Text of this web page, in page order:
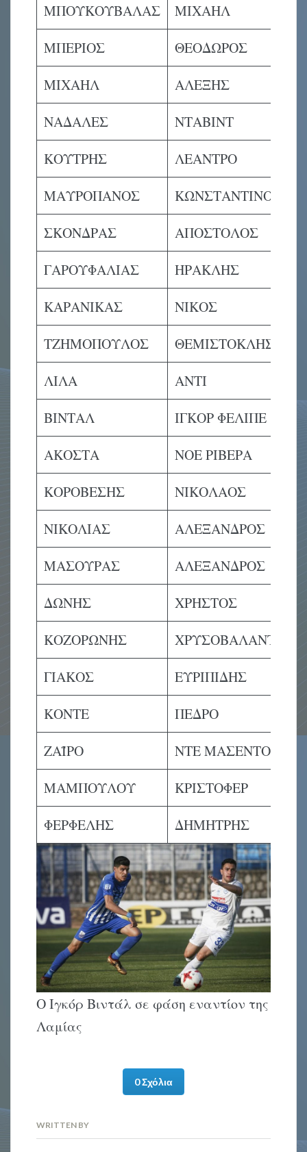
ΜΠΟΥΚΟΥΒΑΛΑΣ
ΜΙΧΑΗΛ
ΜΠΕΡΙΟΣ
ΘΕΟΔΩΡΟΣ
ΜΙΧΑΗΛ
ΑΛΕΞΗΣ
ΝΑΔΑΛΕΣ
ΝΤΑΒΙΝΤ
ΚΟΥΤΡΗΣ
ΛΕΑΝΤΡΟ
ΜΑΥΡΟΠΑΝΟΣ
ΚΩΝΣΤΑΝΤΙΝΟΣ
ΣΚΟΝΔΡΑΣ
ΑΠΟΣΤΟΛΟΣ
ΓΑΡΟΥΦΑΛΙΑΣ
ΗΡΑΚΛΗΣ
ΚΑΡΑΝΙΚΑΣ
ΝΙΚΟΣ
ΤΖΗΜΟΠΟΥΛΟΣ
ΘΕΜΙΣΤΟΚΛΗΣ
ΛΙΛΑ
ΑΝΤΙ
ΒΙΝΤΑΛ
ΙΓΚΟΡ ΦΕΛΙΠΕ
ΑΚΟΣΤΑ
ΝΟΕ ΡΙΒΕΡΑ
ΚΟΡΟΒΕΣΗΣ
ΝΙΚΟΛΑΟΣ
ΝΙΚΟΛΙΑΣ
ΑΛΕΞΑΝΔΡΟΣ
ΜΑΣΟΥΡΑΣ
ΑΛΕΞΑΝΔΡΟΣ
ΔΩΝΗΣ
ΧΡΗΣΤΟΣ
ΚΟΖΟΡΩΝΗΣ
ΧΡΥΣΟΒΑΛΑΝΤΗΣ
ΓΙΑΚΟΣ
ΕΥΡΙΠΙΔΗΣ
ΚΟΝΤΕ
ΠΕΔΡΟ
ΖΑΪΡΟ
ΝΤΕ ΜΑΣΕΝΤΟ
ΜΑΜΠΟΥΛΟΥ
ΚΡΙΣΤΟΦΕΡ
ΦΕΡΦΕΛΗΣ
ΔΗΜΗΤΡΗΣ
Ο Ιγκόρ Βιντάλ σε φάση εναντίον της
Λαμίας
0 Σχόλια
WRITTEN BY